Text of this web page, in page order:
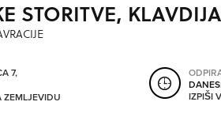
STORITVE,
7,
ZEMLJEVIDU
IZPIŠI